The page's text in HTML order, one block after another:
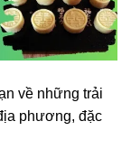
về những trải
phương, đặc